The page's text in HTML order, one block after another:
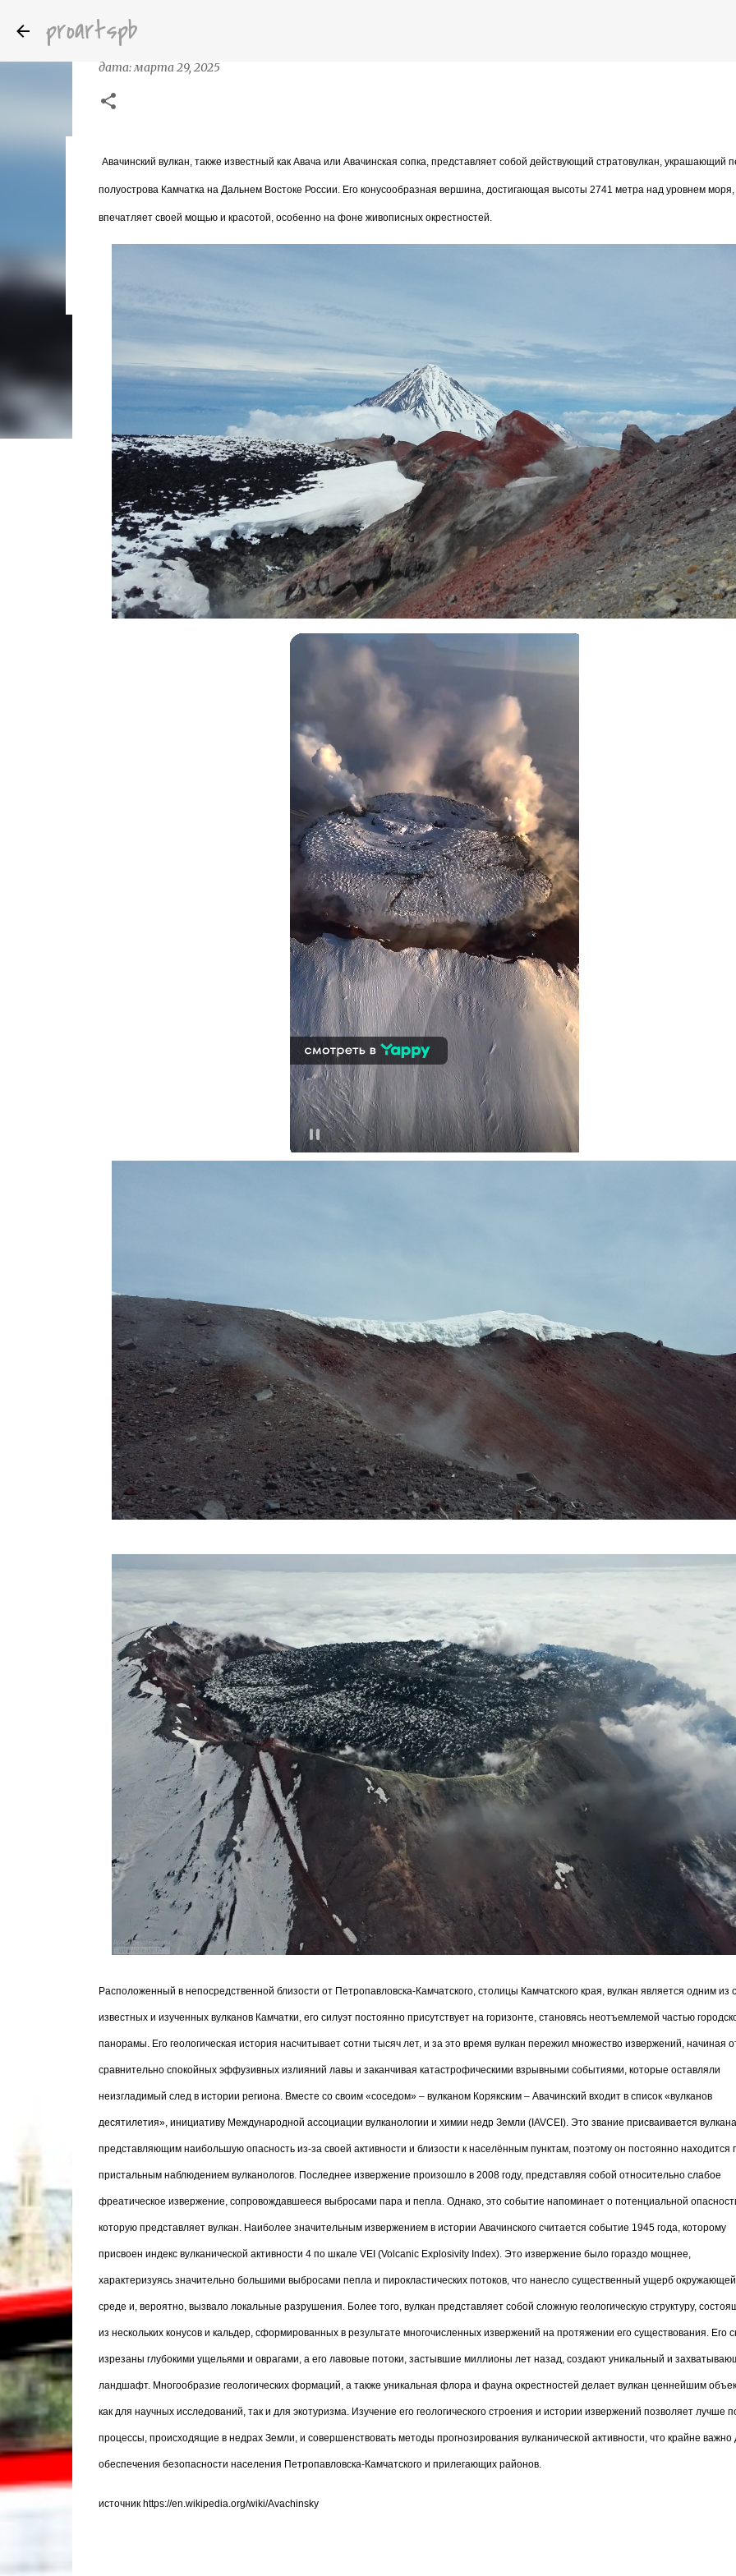
proartspb
Бумажные скульптуры канадского художника Келвина Николса (Calvin Nicholls)
дата:октября 14, 2022
дата:марта 29, 2025
Авачинский вулкан, также известный как Авача или Авачинская сопка, представляет собой действующий стратовулкан, украшающий
полуострова Камчатка на Дальнем Востоке России. Его конусообразная вершина, достигающая высоты 2741 метра над уровнем моря,
впечатляет своей мощью и красотой, особенно на фоне живописных окрестностей.
Расположенный в непосредственной близости от Петропавловска-Камчатского, столицы Камчатского края, вулкан является одним из
известных и изученных вулканов Камчатки, его силуэт постоянно присутствует на горизонте, становясь неотъемлемой частью
панорамы. Его геологическая история насчитывает сотни тысяч лет, и за это время вулкан пережил множество извержений, начиная
сравнительно спокойных эффузивных излияний лавы и заканчивая катастрофическими взрывными событиями, которые оставляли
неизгладимый след в истории региона. Вместе со своим «соседом» – вулканом Корякским – Авачинский входит в список «вулканов
десятилетия», инициативу Международной ассоциации вулканологии и химии недр Земли (IAVCEI). Это звание присваивается
представляющим наибольшую опасность из-за своей активности и близости к населённым пунктам, поэтому он постоянно находится
пристальным наблюдением вулканологов. Последнее извержение произошло в 2008 году, представляя собой относительно слабое
фреатическое извержение, сопровождавшееся выбросами пара и пепла. Однако, это событие напоминает о потенциальной
которую представляет вулкан. Наиболее значительным извержением в истории Авачинского считается событие 1945 года, которому
присвоен индекс вулканической активности 4 по шкале VEI (Volcanic Explosivity Index). Это извержение было гораздо мощнее,
характеризуясь значительно большими выбросами пепла и пирокластических потоков, что нанесло существенный ущерб окружающей
среде и, вероятно, вызвало локальные разрушения. Более того, вулкан представляет собой сложную геологическую структуру,
из нескольких конусов и кальдер, сформированных в результате многочисленных извержений на протяжении его существования. Его
изрезаны глубокими ущельями и оврагами, а его лавовые потоки, застывшие миллионы лет назад, создают уникальный и
ландшафт. Многообразие геологических формаций, а также уникальная флора и фауна окрестностей делает вулкан ценнейшим
как для научных исследований, так и для экотуризма. Изучение его геологического строения и истории извержений позволяет лучше
процессы, происходящие в недрах Земли, и совершенствовать методы прогнозирования вулканической активности, что крайне важно
обеспечения безопасности населения Петропавловска-Камчатского и прилегающих районов.
источник https://en.wikipedia.org/wiki/Avachinsky